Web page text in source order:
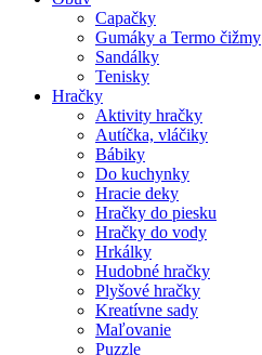
Capačky
Gumáky a Termo čižmy
Sandálky
Tenisky
Hračky
Aktivity hračky
Autíčka, vláčiky
Bábiky
Do kuchynky
Hracie deky
Hračky do piesku
Hračky do vody
Hrkálky
Hudobné hračky
Plyšové hračky
Kreatívne sady
Maľovanie
Puzzle